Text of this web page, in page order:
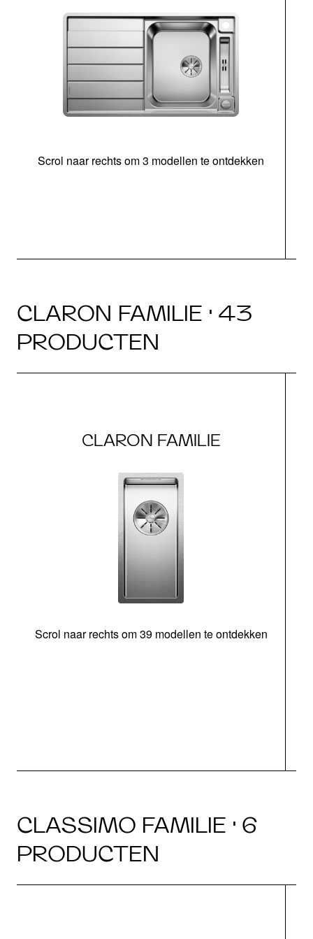
Scrol naar rechts om 3 modellen te ontdekken
CLARON FAMILIE · 43
PRODUCTEN
CLARON FAMILIE
Scrol naar rechts om 39 modellen te ontdekken
CLASSIMO FAMILIE · 6
PRODUCTEN